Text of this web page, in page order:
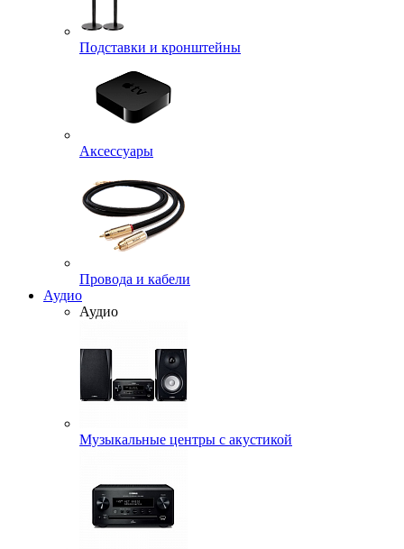
Подставки и кронштейны
Аксессуары
Провода и кабели
Аудио
Аудио
Музыкальные центры с акустикой